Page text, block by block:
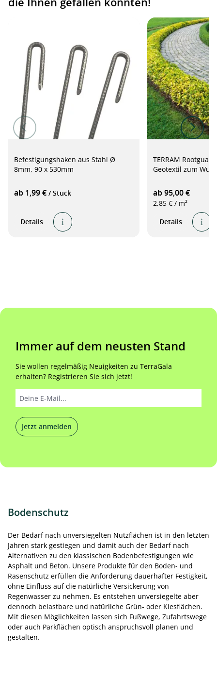
Befestigungshaken aus Stahl Ø
8mm, 90 x 530mm
ab 1,99 € / Stück
Details
TERRAM
Geotextil zum
ab 95,00 €
2,85 € / m²
Details
Immer auf dem neusten Stand
Sie wollen regelmäßig Neuigkeiten zu TerraGala
erhalten? Registrieren Sie sich jetzt!
Jetzt anmelden
Bodenschutz
Der Bedarf nach unversiegelten Nutzflächen ist in den letzten
Jahren stark gestiegen und damit auch der Bedarf nach
Alternativen zu den klassischen Bodenbefestigungen wie
Asphalt und Beton. Unsere Produkte für den Boden- und
Rasenschutz erfüllen die Anforderung dauerhafter Festigkeit,
ohne Einfluss auf die natürliche Versickerung von
Regenwasser zu nehmen. Es entstehen unversiegelte aber
dennoch belastbare und natürliche Grün- oder Kiesflächen.
Mit diesen Möglichkeiten lassen sich Fußwege, Zufahrtswege
oder auch Parkflächen optisch anspruchsvoll planen und
gestalten.